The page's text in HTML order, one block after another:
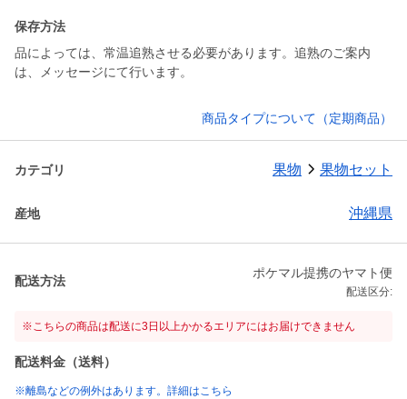
保存方法
品によっては、常温追熟させる必要があります。追熟のご案内
は、メッセージにて行います。
商品タイプについて（定期商品）
カテゴリ 果物 果物セット
産地 沖縄県
配送方法
ポケマル提携のヤマト便
配送区分:
※こちらの商品は配送に3日以上かかるエリアにはお届けできません
配送料金（送料）
※離島などの例外はあります。詳細はこちら